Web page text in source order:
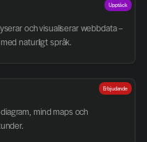
och visualiserar webbdata –
naturligt språk.
Upptäck
mind maps och
Erbjudande